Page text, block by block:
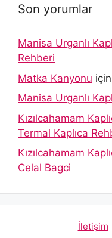
Son yorumlar
Manisa Urganlı
Rehberi
Matka Kanyonu için
Manisa Urganlı
Kızılcahamam
Termal Kaplıca
Kızılcahamam
Celal Bagci
İletişim